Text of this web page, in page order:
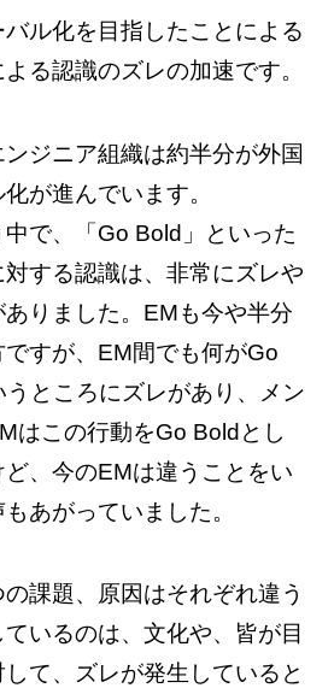
ル化を目指したことによる
る認識のズレの加速です。
ジニア組織は約半分が外国
が進んでいます。
で、「Go Bold」といった
する認識は、非常にズレや
りました。EMも今や半分
すが、EM間でも何がGo
ところにズレがあり、メン
はこの行動をGo Boldとし
、今のEMは違うことをい
あがっていました。
課題、原因はそれぞれ違う
いるのは、文化や、皆が目
て、ズレが発生していると